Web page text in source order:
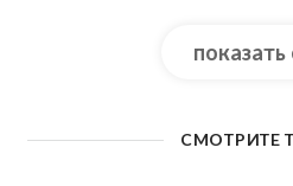
СМОТРИТЕ